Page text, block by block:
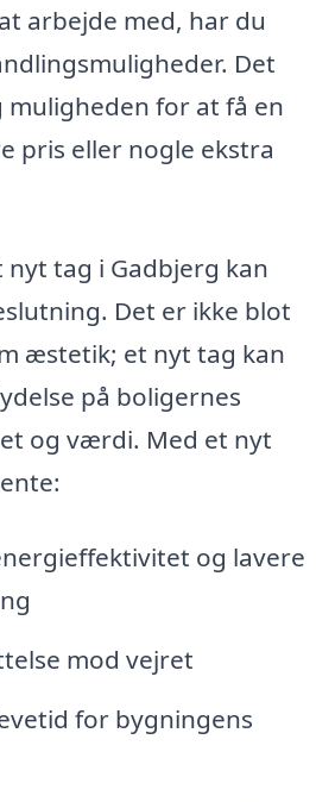
arbejde med, har du
Det
muligheden for at få en
pris eller nogle ekstra
nyt tag i Gadbjerg kan
Det er ikke blot
æstetik; et nyt tag kan
på boligernes
og værdi. Med et nyt
og lavere
mod vejret
for bygningens